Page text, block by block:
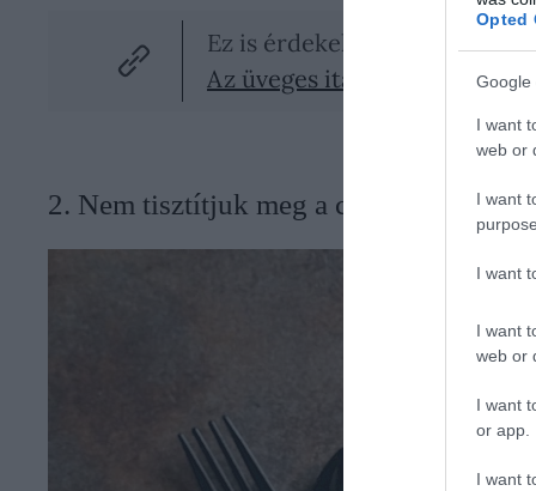
Opted
Google
I want
web or
I want
I want
I want
web or
I want
or app.
I want
Ez is érdekelhet!
Az üveges italra esküszöl?
2. Nem tisztítjuk meg a csomagolást